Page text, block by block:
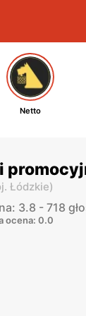
Netto
Łódzkie)
3.8 - 718
ocena: 0.0